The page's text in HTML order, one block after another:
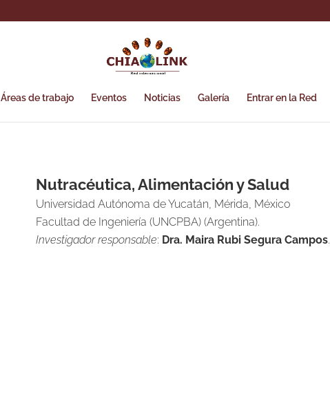
Áreas de trabajo Eventos Noticias Galería Entrar en la Red
Nutracéutica, Alimentación y Salud
Universidad Autónoma de Yucatán, Mérida, México
Facultad de Ingeniería (UNCPBA) (Argentina).
Investigador responsable: Dra. Maira Rubi Segura Campos.